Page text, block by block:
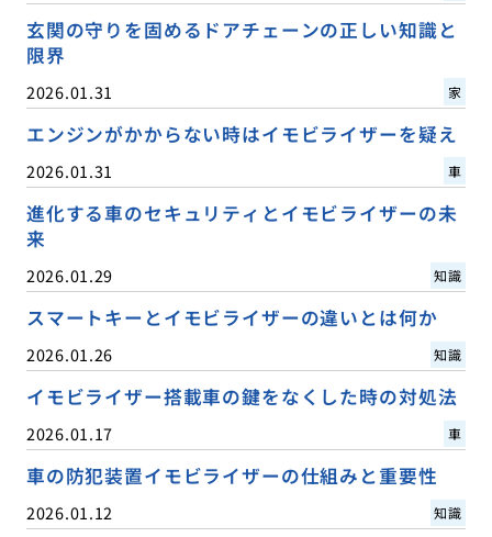
玄関の守りを固めるドアチェーンの正しい知識と
限界
2026.01.31 家
エンジンがかからない時はイモビライザーを疑え
2026.01.31 車
進化する車のセキュリティとイモビライザーの未
来
2026.01.29 知識
スマートキーとイモビライザーの違いとは何か
2026.01.26 知識
イモビライザー搭載車の鍵をなくした時の対処法
2026.01.17 車
車の防犯装置イモビライザーの仕組みと重要性
2026.01.12 知識